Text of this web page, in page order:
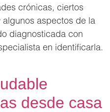
crónicas, ciertos
aspectos de la
diagnosticada con
en identificarla.
desde casa